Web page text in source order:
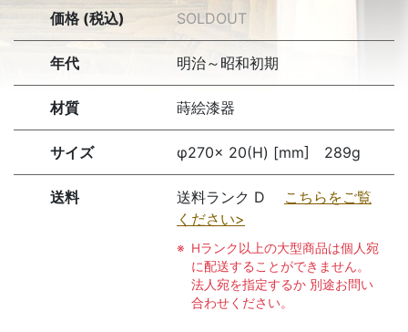
価格 (税込) SOLDOUT
年代 明治～昭和初期
材質 蒔絵漆器
サイズ φ270× 20(H) [mm] 289g
送料 送料ランク D こちらをご覧
ください>
Hランク以上の大型商品は個人宛
に配送することができません。
法人宛を指定するか 別途お問い
合わせください。